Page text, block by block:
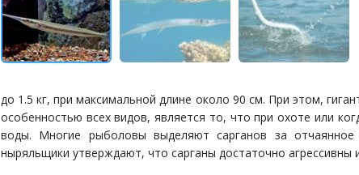
до 1.5 кг, при максимальной длине около 90 см. При этом,
особенностью всех видов, является то, что при охоте или
воды. Многие рыболовы выделяют сарганов за
ныряльщики утверждают, что сарганы достаточно